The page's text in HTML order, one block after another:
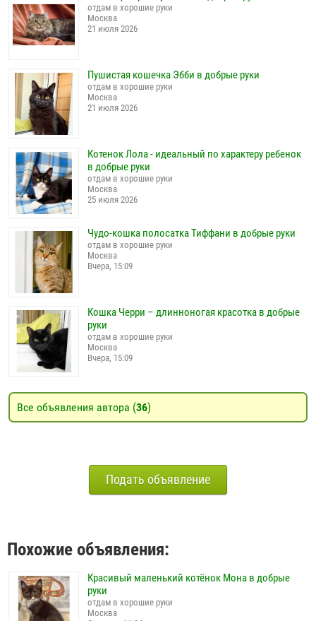
отдам в хорошие руки
Москва
21 июля 2026
Пушистая кошечка Эбби в добрые руки
отдам в хорошие руки
Москва
21 июля 2026
Котенок Лола - идеальный по характеру ребенок
в добрые руки
отдам в хорошие руки
Москва
25 июля 2026
Чудо-кошка полосатка Тиффани в добрые руки
отдам в хорошие руки
Москва
Вчера, 15:09
Кошка Черри – длинноногая красотка в добрые
руки
отдам в хорошие руки
Москва
Вчера, 15:09
Все объявления автора (36)
Подать объявление
Похожие объявления:
Красивый маленький котёнок Мона в добрые
руки
отдам в хорошие руки
Москва